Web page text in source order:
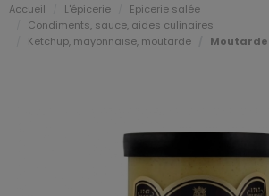
Accueil L'épicerie
Epicerie salée
Condiments, sauce, aides culinaires
Ketchup, mayonnaise, moutarde
Moutarde